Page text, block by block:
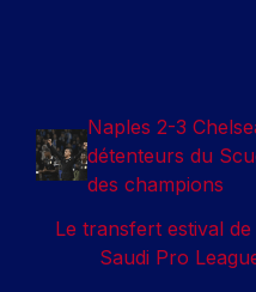
Naples 2-3
détenteurs du
des champions
Le transfert estival
Saudi Pro